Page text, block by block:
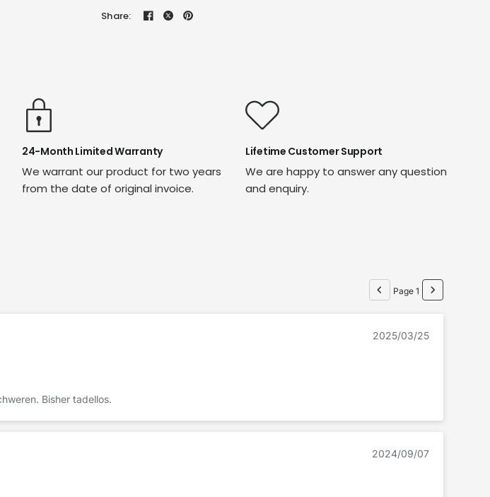
Share:
24-Month Limited Warranty
We warrant our product for two years
from the date of original invoice.
Lifetime Customer Support
We are happy to answer any question
and enquiry.
Page 1
2025/03/25
Bisher tadellos.
2024/09/07